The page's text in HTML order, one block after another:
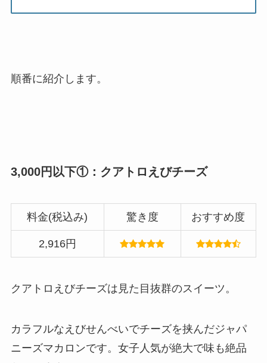
順番に紹介します。
3,000円以下①：クアトロえびチーズ
料金(税込み) 驚き度 おすすめ度
2,916円
クアトロえびチーズは見た目抜群のスイーツ。
カラフルなえびせんべいでチーズを挟んだジャパ
ニーズマカロンです。女子人気が絶大で味も絶品